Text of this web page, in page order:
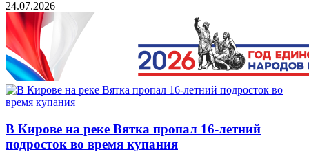
24.07.2026
В Кирове на реке Вятка пропал 16-летний
подросток во время купания